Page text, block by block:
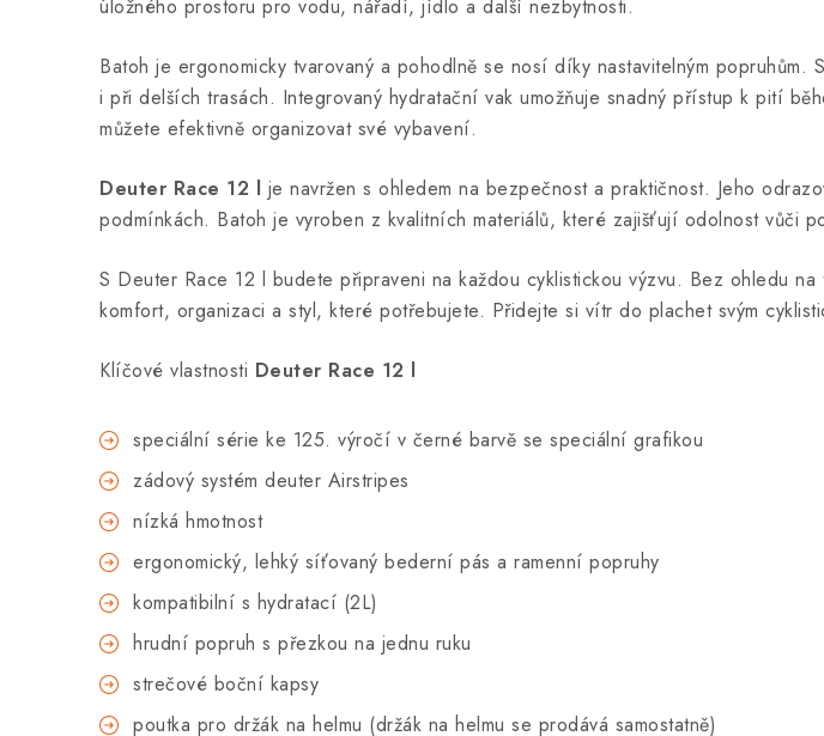
úložného prostoru pro vodu, nářadí, jídlo a další nezbytnosti.
Batoh je ergonomicky tvarovaný a pohodlně se nosí díky nastavitelným
i při delších trasách. Integrovaný hydratační vak umožňuje snadný přístup k pití
můžete efektivně organizovat své vybavení.
Deuter Race 12 l je navržen s ohledem na bezpečnost a praktičnost. Jeho
podmínkách. Batoh je vyroben z kvalitních materiálů, které zajišťují odolnost vůči
S Deuter Race 12 l budete připraveni na každou cyklistickou výzvu. Bez ohledu
komfort, organizaci a styl, které potřebujete. Přidejte si vítr do plachet svým
Klíčové vlastnosti Deuter Race 12 l
speciální série ke 125. výročí v černé barvě se speciální grafikou
zádový systém deuter Airstripes
nízká hmotnost
ergonomický, lehký síťovaný bederní pás a ramenní popruhy
kompatibilní s hydratací (2L)
hrudní popruh s přezkou na jednu ruku
strečové boční kapsy
poutka pro držák na helmu (držák na helmu se prodává samostatně)